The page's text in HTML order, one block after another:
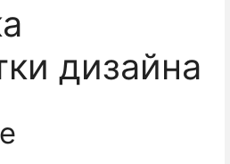
дизайна